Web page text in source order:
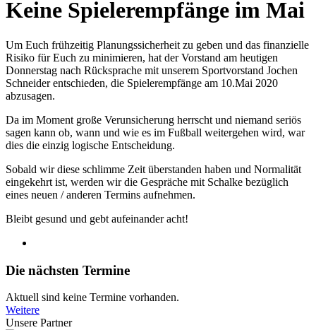
Keine Spielerempfänge im Mai
Um Euch frühzeitig Planungssicherheit zu geben und das finanzielle
Risiko für Euch zu minimieren, hat der Vorstand am heutigen
Donnerstag nach Rücksprache mit unserem Sportvorstand Jochen
Schneider entschieden, die Spielerempfänge am 10.Mai 2020
abzusagen.
Da im Moment große Verunsicherung herrscht und niemand seriös
sagen kann ob, wann und wie es im Fußball weitergehen wird, war
dies die einzig logische Entscheidung.
Sobald wir diese schlimme Zeit überstanden haben und Normalität
eingekehrt ist, werden wir die Gespräche mit Schalke bezüglich
eines neuen / anderen Termins aufnehmen.
Bleibt gesund und gebt aufeinander acht!
Die nächsten Termine
Aktuell sind keine Termine vorhanden.
Weitere
Unsere Partner